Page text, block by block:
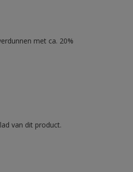
met ca. 20%
van dit product.